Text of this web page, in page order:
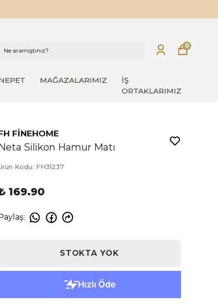
MAĞAZALARIMIZ
İŞ
ORTAKLARIMIZ
0
FİNEHOME
Silikon Hamur Matı
Kodu: FH31237
169.90
:
STOKTA YOK